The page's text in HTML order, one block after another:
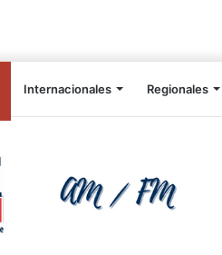
Internacionales Regionales